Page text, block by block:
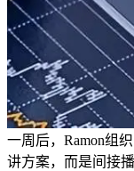
一周后，Ramon组
讲方案，而是间接